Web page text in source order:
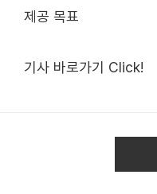
제공 목표
기사 바로가기 Click!